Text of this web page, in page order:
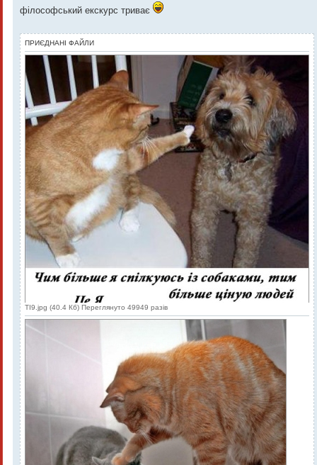
філософський екскурс триває
ПРИЄДНАНІ ФАЙЛИ
TI9.jpg (40.4 Кб) Переглянуто 49949 разів